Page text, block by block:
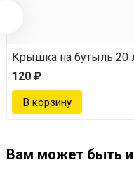
Крышка на бутыль 20
120 ₽
Вам может быть